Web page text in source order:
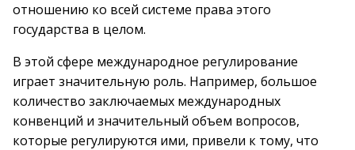
отношению ко всей системе права этого
государства в целом.
В этой сфере международное регулирование
играет значительную роль. Например, большое
количество заключаемых международных
конвенций и значительный объем вопросов,
которые регулируются ими, привели к тому, что